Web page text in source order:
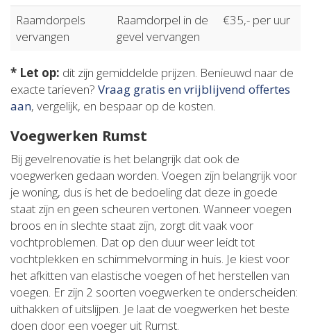
Raamdorpels
vervangen
Raamdorpel in de
gevel vervangen
€35,- per uur
* Let op: dit zijn gemiddelde prijzen. Benieuwd naar de
exacte tarieven? Vraag gratis en vrijblijvend offertes
aan, vergelijk, en bespaar op de kosten.
Voegwerken Rumst
Bij gevelrenovatie is het belangrijk dat ook de
voegwerken gedaan worden. Voegen zijn belangrijk voor
je woning, dus is het de bedoeling dat deze in goede
staat zijn en geen scheuren vertonen. Wanneer voegen
broos en in slechte staat zijn, zorgt dit vaak voor
vochtproblemen. Dat op den duur weer leidt tot
vochtplekken en schimmelvorming in huis. Je kiest voor
het afkitten van elastische voegen of het herstellen van
voegen. Er zijn 2 soorten voegwerken te onderscheiden:
uithakken of uitslijpen. Je laat de voegwerken het beste
doen door een voeger uit Rumst.